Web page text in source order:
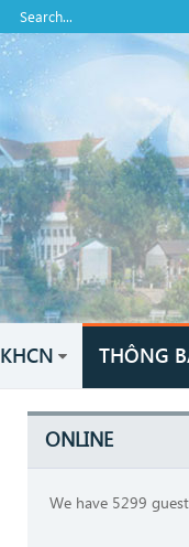
KHCN THÔNG
ONLINE
We have 5299